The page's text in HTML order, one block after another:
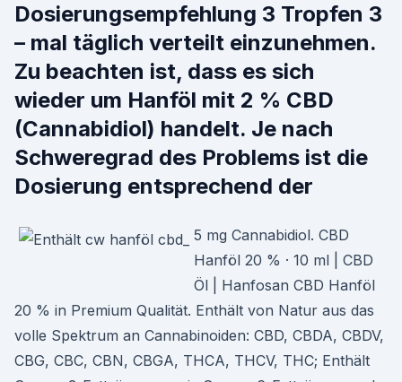
Dosierungsempfehlung 3 Tropfen 3
– mal täglich verteilt einzunehmen.
Zu beachten ist, dass es sich
wieder um Hanföl mit 2 % CBD
(Cannabidiol) handelt. Je nach
Schweregrad des Problems ist die
Dosierung entsprechend der
5 mg Cannabidiol. CBD
Hanföl 20 % · 10 ml | CBD
Öl | Hanfosan CBD Hanföl
20 % in Premium Qualität. Enthält von Natur aus das
volle Spektrum an Cannabinoiden: CBD, CBDA, CBDV,
CBG, CBC, CBN, CBGA, THCA, THCV, THC; Enthält